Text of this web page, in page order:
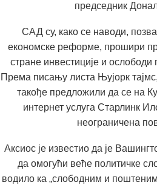
председник
САД су, како се наводи,
економске реформе, прошири
стране инвестиције и ослободи
Према писању листа Њујорк
такође предложили да се на
интернет услуга Старлинк
неограничена
Аксиос је известио да је
да омогући веће политичке
водило ка „слободним и